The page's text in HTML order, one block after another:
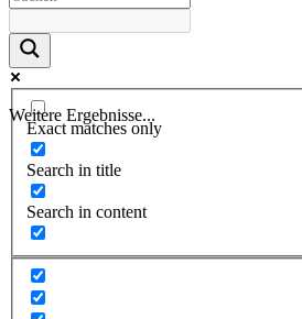
Weitere Ergebnisse...
Exact matches only
Search in title
Search in content